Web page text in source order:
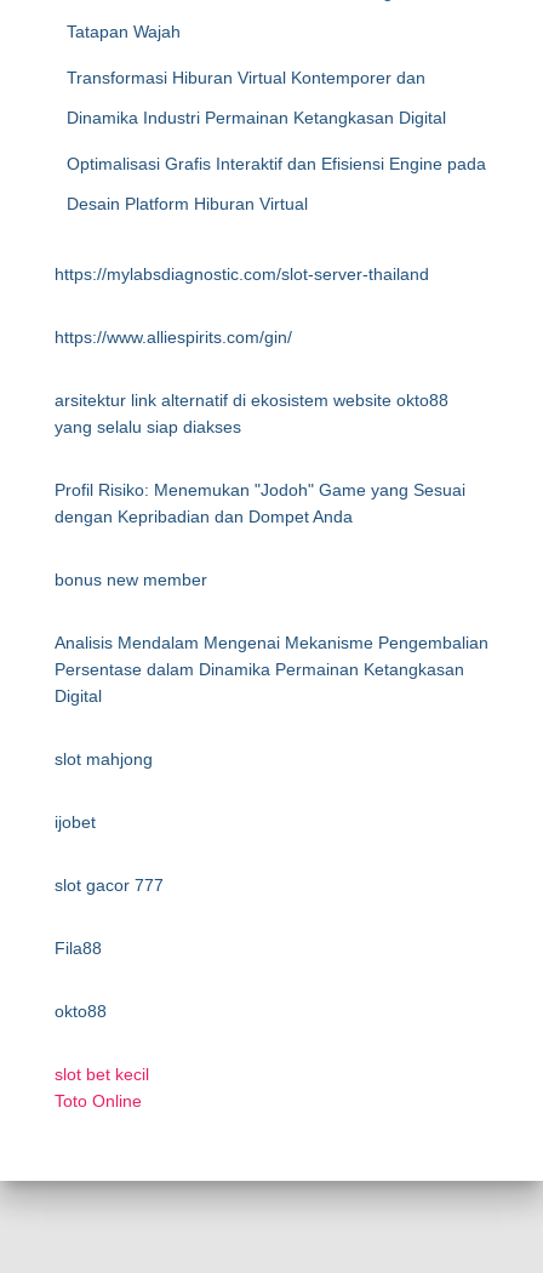
Tatapan Wajah
Transformasi Hiburan Virtual Kontemporer dan
Dinamika Industri Permainan Ketangkasan Digital
Optimalisasi Grafis Interaktif dan Efisiensi Engine pada
Desain Platform Hiburan Virtual
https://mylabsdiagnostic.com/slot-server-thailand
https://www.alliespirits.com/gin/
arsitektur link alternatif di ekosistem website okto88
yang selalu siap diakses
Profil Risiko: Menemukan "Jodoh" Game yang Sesuai
dengan Kepribadian dan Dompet Anda
bonus new member
Analisis Mendalam Mengenai Mekanisme Pengembalian
Persentase dalam Dinamika Permainan Ketangkasan
Digital
slot mahjong
ijobet
slot gacor 777
Fila88
okto88
slot bet kecil
Toto Online